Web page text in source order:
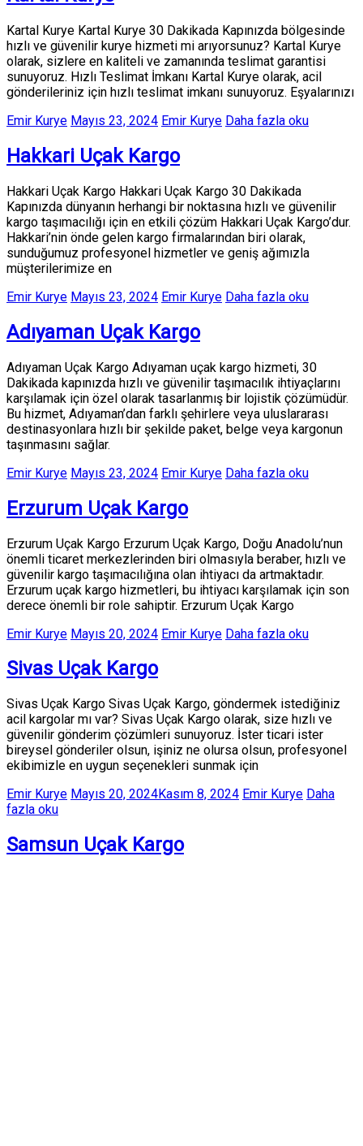
Kartal Kurye Kartal Kurye 30 Dakikada Kapınızda bölgesinde
hızlı ve güvenilir kurye hizmeti mi arıyorsunuz? Kartal Kurye
olarak, sizlere en kaliteli ve zamanında teslimat garantisi
sunuyoruz. Hızlı Teslimat İmkanı Kartal Kurye olarak, acil
gönderileriniz için hızlı teslimat imkanı sunuyoruz. Eşyalarınızı
Emir Kurye Mayıs 23, 2024 Emir Kurye Daha fazla oku
Hakkari Uçak Kargo
Hakkari Uçak Kargo Hakkari Uçak Kargo 30 Dakikada
Kapınızda dünyanın herhangi bir noktasına hızlı ve güvenilir
kargo taşımacılığı için en etkili çözüm Hakkari Uçak Kargo’dur.
Hakkari’nin önde gelen kargo firmalarından biri olarak,
sunduğumuz profesyonel hizmetler ve geniş ağımızla
müşterilerimize en
Emir Kurye Mayıs 23, 2024 Emir Kurye Daha fazla oku
Adıyaman Uçak Kargo
Adıyaman Uçak Kargo Adıyaman uçak kargo hizmeti, 30
Dakikada kapınızda hızlı ve güvenilir taşımacılık ihtiyaçlarını
karşılamak için özel olarak tasarlanmış bir lojistik çözümüdür.
Bu hizmet, Adıyaman’dan farklı şehirlere veya uluslararası
destinasyonlara hızlı bir şekilde paket, belge veya kargonun
taşınmasını sağlar.
Emir Kurye Mayıs 23, 2024 Emir Kurye Daha fazla oku
Erzurum Uçak Kargo
Erzurum Uçak Kargo Erzurum Uçak Kargo, Doğu Anadolu’nun
önemli ticaret merkezlerinden biri olmasıyla beraber, hızlı ve
güvenilir kargo taşımacılığına olan ihtiyacı da artmaktadır.
Erzurum uçak kargo hizmetleri, bu ihtiyacı karşılamak için son
derece önemli bir role sahiptir. Erzurum Uçak Kargo
Emir Kurye Mayıs 20, 2024 Emir Kurye Daha fazla oku
Sivas Uçak Kargo
Sivas Uçak Kargo Sivas Uçak Kargo, göndermek istediğiniz
acil kargolar mı var? Sivas Uçak Kargo olarak, size hızlı ve
güvenilir gönderim çözümleri sunuyoruz. İster ticari ister
bireysel gönderiler olsun, işiniz ne olursa olsun, profesyonel
ekibimizle en uygun seçenekleri sunmak için
Emir Kurye Mayıs 20, 2024Kasım 8, 2024 Emir Kurye Daha
fazla oku
Samsun Uçak Kargo